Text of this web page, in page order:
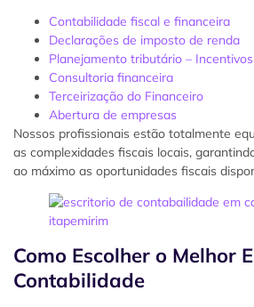
Contabilidade fiscal e financeira
Declarações de imposto de renda
Planejamento tributário –
Consultoria financeira
Terceirização do Financeiro
Abertura de empresas
Nossos profissionais estão totalmente
as complexidades fiscais locais,
ao máximo as oportunidades fiscais
Como Escolher o Melhor
Contabilidade